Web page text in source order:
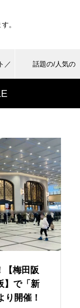
。
／ 話題の/人気の
【梅田阪
】で「新
り開催！